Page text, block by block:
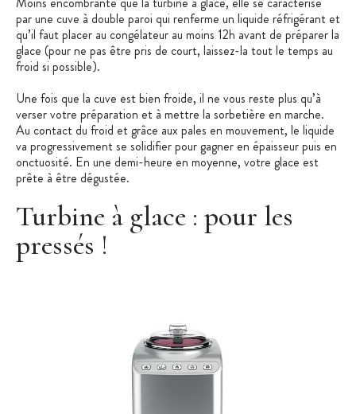
par une cuve à double paroi qui renferme un liquide réfrigérant et
qu’il faut placer au congélateur au moins 12h avant de préparer la
glace (pour ne pas être pris de court, laissez-la tout le temps au
froid si possible).
Une fois que la cuve est bien froide, il ne vous reste plus qu’à
verser votre préparation et à mettre la sorbetière en marche.
Au contact du froid et grâce aux pales en mouvement, le liquide
va progressivement se solidifier pour gagner en épaisseur puis en
onctuosité. En une demi-heure en moyenne, votre glace est
prête à être dégustée.
Turbine à glace : pour les
pressés !